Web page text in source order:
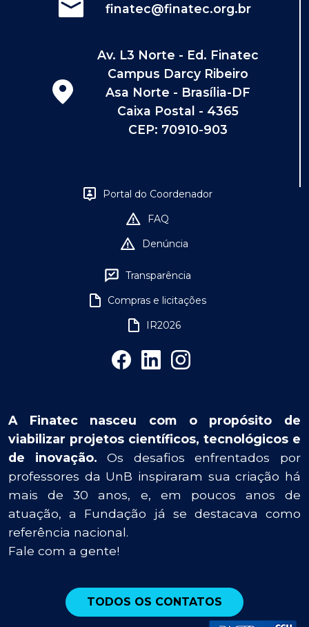
finatec@finatec.org.br
Av. L3 Norte - Ed. Finatec
Campus Darcy Ribeiro
Asa Norte - Brasília-DF
Caixa Postal - 4365
CEP: 70910-903
Portal do Coordenador
FAQ
Denúncia
Transparência
Compras e licitações
IR2026
A Finatec nasceu com o propósito de
viabilizar projetos científicos, tecnológicos e
de inovação. Os desafios enfrentados por
professores da UnB inspiraram sua criação há
mais de 30 anos, e, em poucos anos de
atuação, a Fundação já se destacava como
referência nacional.
Fale com a gente!
TODOS OS CONTATOS